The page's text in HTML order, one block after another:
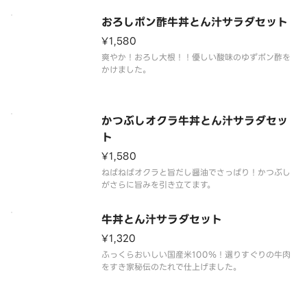
おろしポン酢牛丼とん汁サラダセット
¥1,580
爽やか！おろし大根！！優しい酸味のゆずポン酢を
かけました。
かつぶしオクラ牛丼とん汁サラダセッ
ト
¥1,580
ねばねばオクラと旨だし醤油でさっぱり！かつぶし
がさらに旨みを引き立てます。
牛丼とん汁サラダセット
¥1,320
ふっくらおいしい国産米100％！選りすぐりの牛肉
をすき家秘伝のたれで仕上げました。